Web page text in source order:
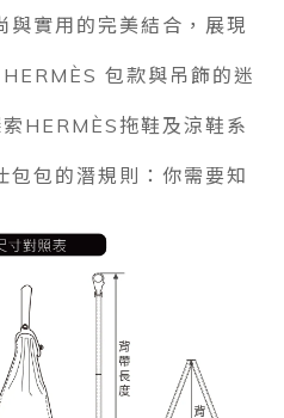
與實用的完美結合，展現
包款與吊飾的迷
HERMÈS拖鞋及涼鞋系
包包的潛規則：你需要知